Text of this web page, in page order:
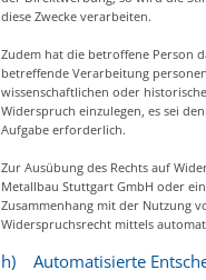
diese Zwecke verarbeiten.
Zudem hat die betroffene Person
betreffende Verarbeitung
wissenschaftlichen oder
Widerspruch einzulegen, es sei
Aufgabe erforderlich.
Zur Ausübung des Rechts auf
Metallbau Stuttgart GmbH oder
Zusammenhang mit der Nutzung
Widerspruchsrecht mittels
h) Automatisierte